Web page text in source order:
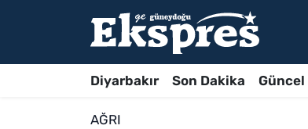
Diyarbakır Son Dakika Güncel
AĞRI